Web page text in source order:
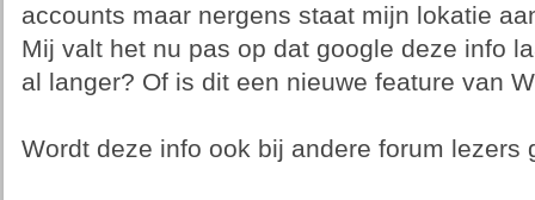
accounts maar nergens staat mijn lokatie
Mij valt het nu pas op dat google deze info
al langer? Of is dit een nieuwe feature van
Wordt deze info ook bij andere forum lezers